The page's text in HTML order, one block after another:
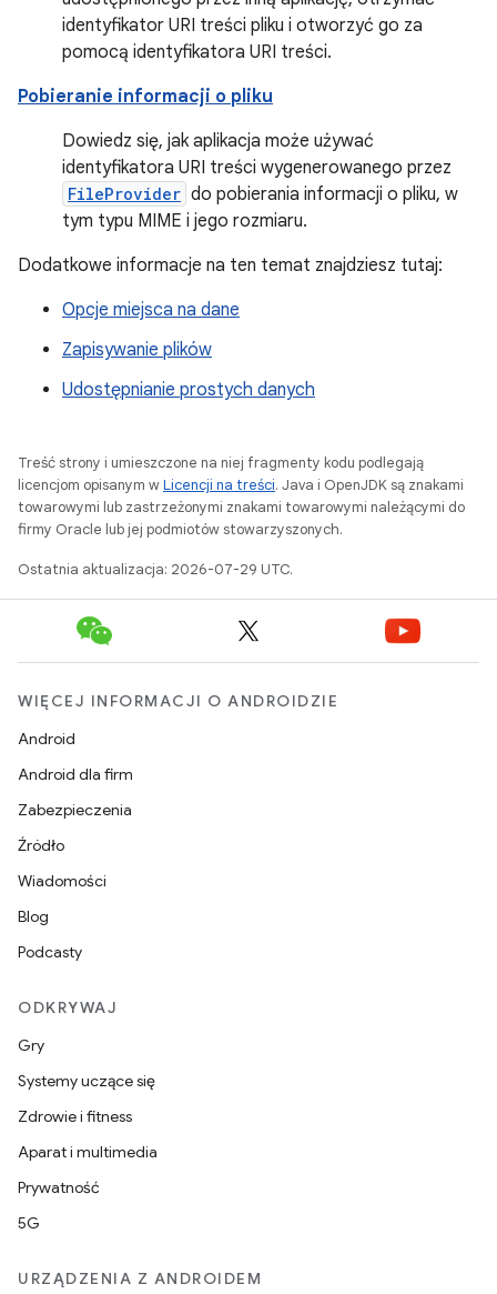
identyfikator URI treści pliku i otworzyć go za
pomocą identyfikatora URI treści.
Pobieranie informacji o pliku
Dowiedz się, jak aplikacja może używać
identyfikatora URI treści wygenerowanego przez
FileProvider do pobierania informacji o pliku, w
tym typu MIME i jego rozmiaru.
Dodatkowe informacje na ten temat znajdziesz tutaj:
Opcje miejsca na dane
Zapisywanie plików
Udostępnianie prostych danych
Treść strony i umieszczone na niej fragmenty kodu podlegają
licencjom opisanym wLicencji na treści. Java i OpenJDK są znakami
towarowymi lub zastrzeżonymi znakami towarowymi należącymi do
firmy Oracle lub jej podmiotów stowarzyszonych.
Ostatnia aktualizacja: 2026-07-29 UTC.
WIĘCEJ INFORMACJI O ANDROIDZIE
Android
Android dla firm
Zabezpieczenia
Źródło
Wiadomości
Blog
Podcasty
ODKRYWAJ
Gry
Systemy uczące się
Zdrowie i fitness
Aparat i multimedia
Prywatność
5G
URZĄDZENIA Z ANDROIDEM